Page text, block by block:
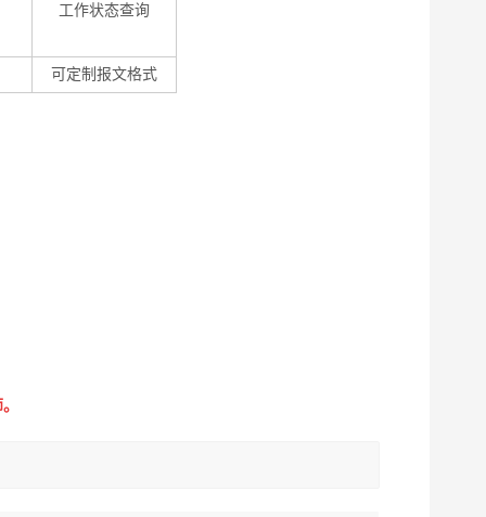
工作状态查询
可定制报文格式